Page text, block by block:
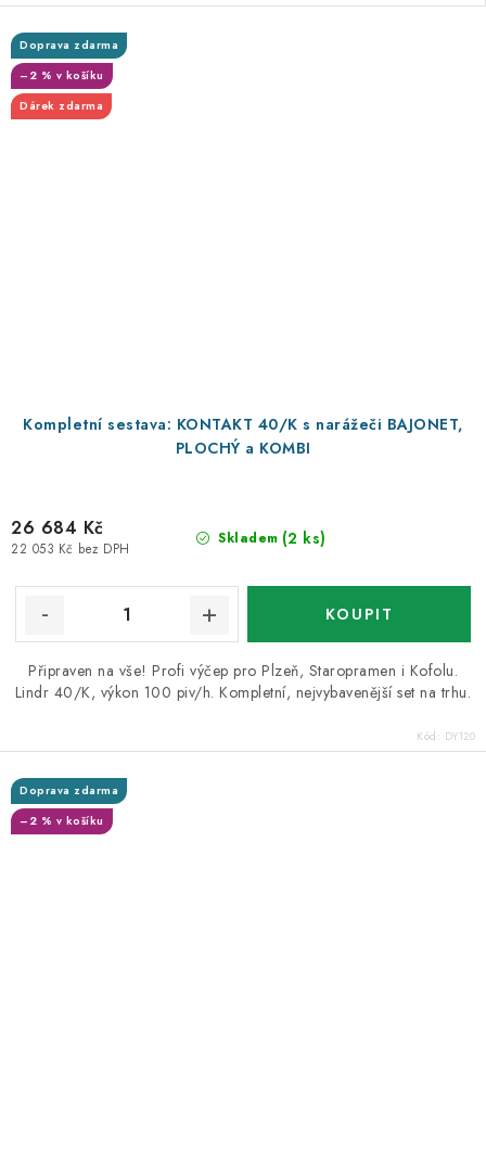
Kompletní sestava: KONTAKT 40/K s narážeči BAJONET,
PLOCHÝ a KOMBI
Doprava zdarma
–2 % v košíku
Dárek zdarma
Skladem (2 ks)
22 053 Kč bez DPH
26 684 Kč
Připraven na vše! Profi výčep pro Plzeň, Staropramen i Kofolu.
Lindr 40/K, výkon 100 piv/h. Kompletní, nejvybavenější set na trhu.
Kód: DY120
Doprava zdarma
–2 % v košíku